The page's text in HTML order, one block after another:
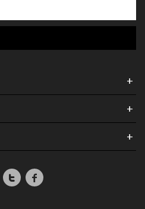
+
+
+